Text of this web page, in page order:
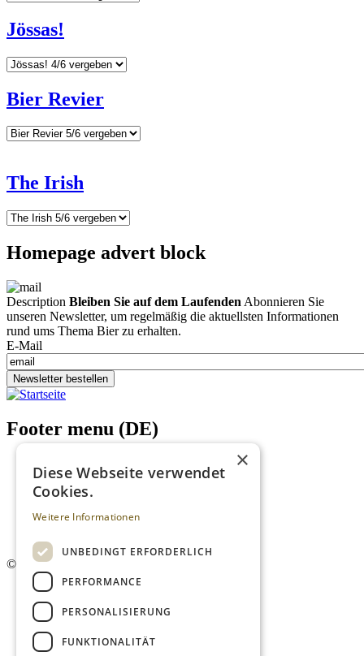
Jössas!
Bier Revier
The Irish
Homepage advert block
Description Bleiben Sie auf dem Laufenden Abonnieren Sie
unseren Newsletter, um regelmäßig die aktuellsten Informationen
rund ums Thema Bier zu erhalten.
E-Mail
Newsletter bestellen
Footer menu (DE)
Impressum
Kontakt
AGB
© 2026. Alle Rechte vorbehalten.
×
Diese Webseite verwendet
Cookies.
Weitere Informationen
UNBEDINGT ERFORDERLICH
PERFORMANCE
PERSONALISIERUNG
FUNKTIONALITÄT